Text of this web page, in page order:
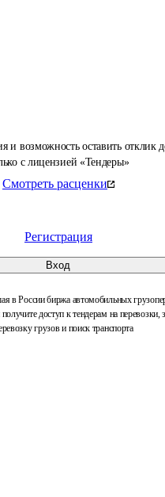
и возможность оставить отклик
с лицензией «Тендеры»
Смотреть расценки
Регистрация
Вход
в России биржа автомобильных
получите доступ к тендерам на перевозки,
грузов и поиск транспорта